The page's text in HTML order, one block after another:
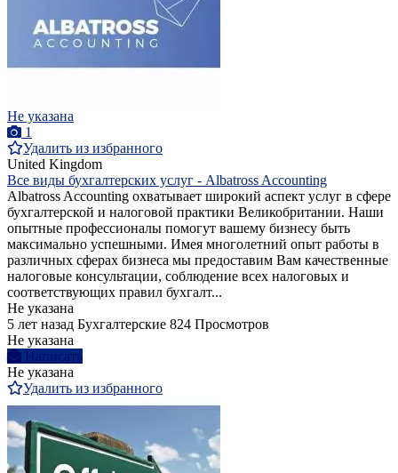
Не указана
1
Удалить из избранного
United Kingdom
Все виды бухгалтерских услуг - Albatross Accounting
Albatross Accounting охватывает широкий аспект услуг в сфере
бухгалтерской и налоговой практики Великобритании. Наши
опытные профессионалы помогут вашему бизнесу быть
максимально успешными. Имея многолетний опыт работы в
различных сферах бизнеса мы предоставим Вам качественные
налоговые консультации, соблюдение всех налоговых и
соответствующих правил бухгалт...
Не указана
5 лет назад Бухгалтерские 824 Просмотров
Не указана
Написать
Не указана
Удалить из избранного